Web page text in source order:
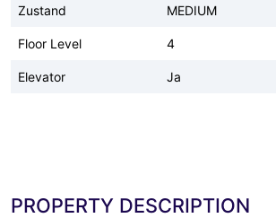
Zustand MEDIUM
Floor Level 4
Elevator Ja
PROPERTY DESCRIPTION